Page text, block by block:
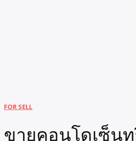
FOR SELL
ขายคอนโดเซ็น